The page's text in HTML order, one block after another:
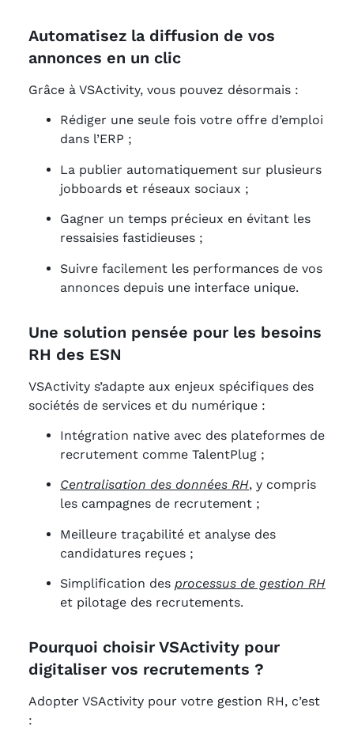
Automatisez la diffusion de vos
annonces en un clic
Grâce à VSActivity, vous pouvez désormais :
Rédiger une seule fois votre offre d’emploi
dans l’ERP ;
La publier automatiquement sur plusieurs
jobboards et réseaux sociaux ;
Gagner un temps précieux en évitant les
ressaisies fastidieuses ;
Suivre facilement les performances de vos
annonces depuis une interface unique.
Une solution pensée pour les besoins
RH des ESN
VSActivity s’adapte aux enjeux spécifiques des
sociétés de services et du numérique :
Intégration native avec des plateformes de
recrutement comme TalentPlug ;
Centralisation des données RH, y compris
les campagnes de recrutement ;
Meilleure traçabilité et analyse des
candidatures reçues ;
Simplification des processus de gestion RH
et pilotage des recrutements.
Pourquoi choisir VSActivity pour
digitaliser vos recrutements ?
Adopter VSActivity pour votre gestion RH, c’est
: